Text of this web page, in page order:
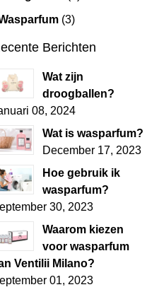
(3)
Berichten
Wat zijn
droogballen?
08, 2024
Wat is wasparfum?
December 17, 2023
Hoe gebruik ik
wasparfum?
30, 2023
Waarom kiezen
voor wasparfum
Ventilii Milano?
01, 2023